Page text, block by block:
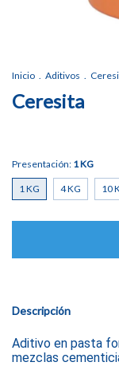
Inicio . Aditivos .
Ceresita
Presentación: 1 KG
1 KG 4 KG 10
Descripción
Aditivo en pasta
mezclas